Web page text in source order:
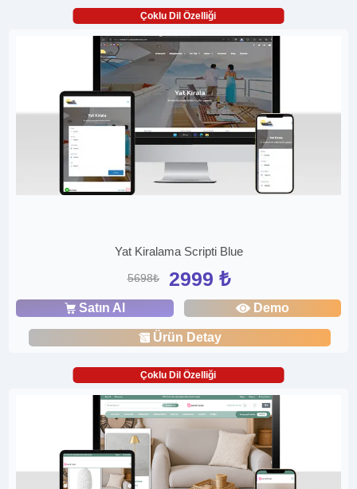
Çoklu Dil Özelliği
Yat Kiralama Scripti Blue
5698₺ 2999 ₺
Satın Al Demo
Ürün Detay
Çoklu Dil Özelliği